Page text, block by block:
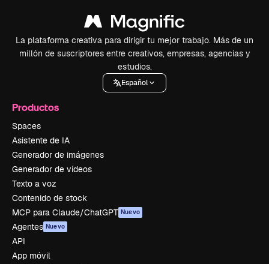
La plataforma creativa para dirigir tu mejor trabajo. Más de un
millón de suscriptores entre creativos, empresas, agencias y
estudios.
Español
Productos
Spaces
Asistente de IA
Generador de imágenes
Generador de vídeos
Texto a voz
Contenido de stock
MCP para Claude/ChatGPT Nuevo
Agentes Nuevo
API
App móvil